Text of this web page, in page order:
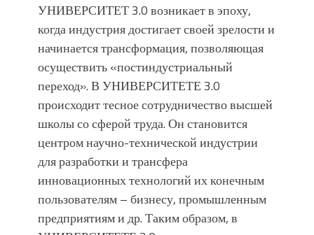
УНИВЕРСИТЕТ 3.0 возникает в эпоху,
когда индустрия достигает своей зрелости и
начинается трансформация, позволяющая
осуществить «постиндустриальный
переход». В УНИВЕРСИТЕТЕ 3.0
происходит тесное сотрудничество высшей
школы со сферой труда. Он становится
центром научно-технической индустрии
для разработки и трансфера
инновационных технологий их конечным
пользователям – бизнесу, промышленным
предприятиям и др. Таким образом, в